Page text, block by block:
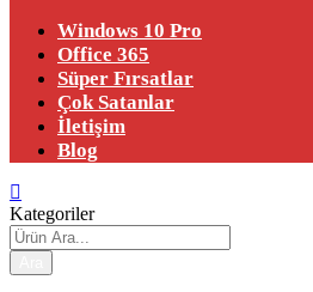
Windows 10 Pro
Office 365
Süper Fırsatlar
Çok Satanlar
İletişim
Blog
Kategoriler